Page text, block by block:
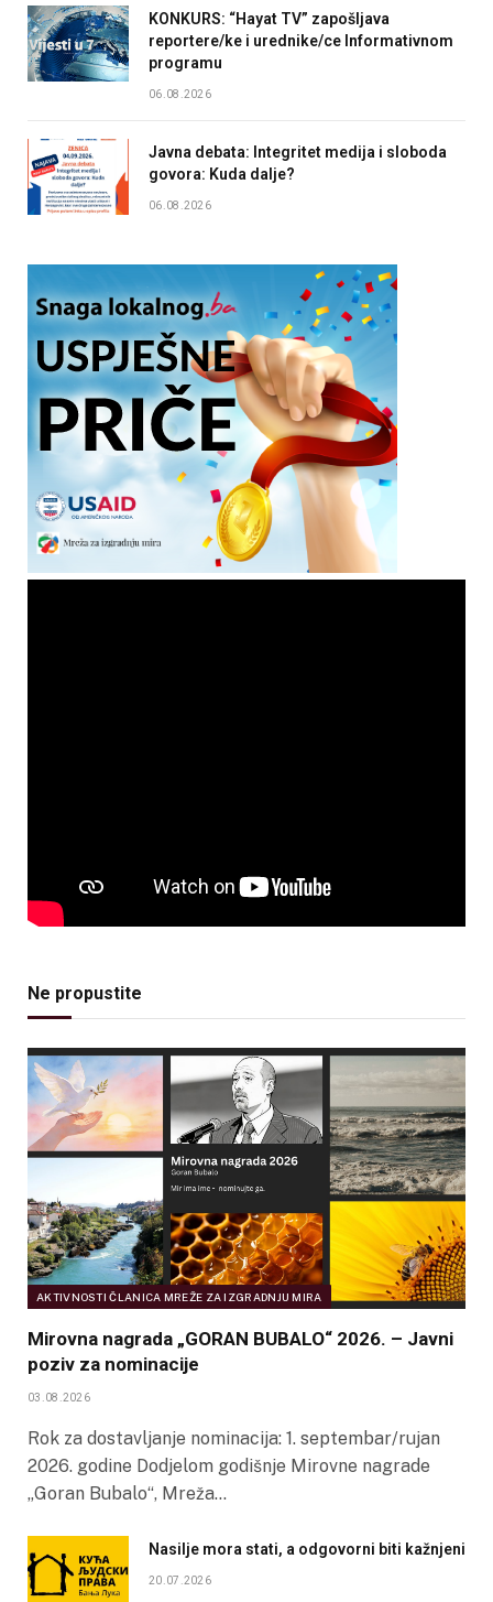
KONKURS: “Hayat TV” zapošljava
reportere/ke i urednike/ce Informativnom
programu
06.08.2026
Javna debata: Integritet medija i sloboda
govora: Kuda dalje?
06.08.2026
Ne propustite
AKTIVNOSTI ČLANICA MREŽE ZA IZGRADNJU MIRA
Mirovna nagrada „GORAN BUBALO“ 2026. – Javni
poziv za nominacije
03.08.2026
Rok za dostavljanje nominacija: 1. septembar/rujan
2026. godine Dodjelom godišnje Mirovne nagrade
„Goran Bubalo“, Mreža…
Nasilje mora stati, a odgovorni biti kažnjeni
20.07.2026